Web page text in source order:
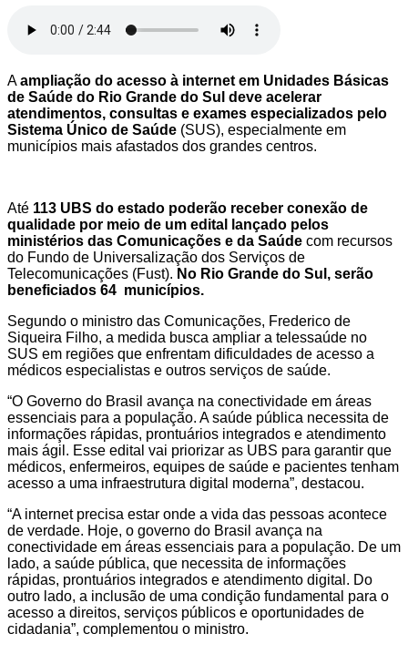
Aampliação do acesso à internet em Unidades Básicas
de Saúde do Rio Grande do Sul deve acelerar
atendimentos, consultas e exames especializados pelo
Sistema Único de Saúde (SUS), especialmente em
municípios mais afastados dos grandes centros.
Até 113 UBS do estado poderão receber conexão de
qualidade por meio de um edital lançado pelos
ministérios das Comunicações e da Saúde com recursos
do Fundo de Universalização dos Serviços de
Telecomunicações (Fust). No Rio Grande do Sul, serão
beneficiados 64 municípios.
Segundo o ministro das Comunicações, Frederico de
Siqueira Filho, a medida busca ampliar a telessaúde no
SUS em regiões que enfrentam dificuldades de acesso a
médicos especialistas e outros serviços de saúde.
“O Governo do Brasil avança na conectividade em áreas
essenciais para a população. A saúde pública necessita de
informações rápidas, prontuários integrados e atendimento
mais ágil. Esse edital vai priorizar as UBS para garantir que
médicos, enfermeiros, equipes de saúde e pacientes tenham
acesso a uma infraestrutura digital moderna”, destacou.
“A internet precisa estar onde a vida das pessoas acontece
de verdade. Hoje, o governo do Brasil avança na
conectividade em áreas essenciais para a população. De um
lado, a saúde pública, que necessita de informações
rápidas, prontuários integrados e atendimento digital. Do
outro lado, a inclusão de uma condição fundamental para o
acesso a direitos, serviços públicos e oportunidades de
cidadania”, complementou o ministro.